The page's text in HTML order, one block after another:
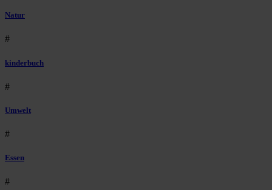
Natur
#
kinderbuch
#
Umwelt
#
Essen
#